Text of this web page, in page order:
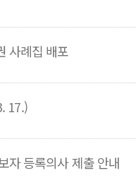
사례집 배포
17.)
자 등록의사 제출 안내